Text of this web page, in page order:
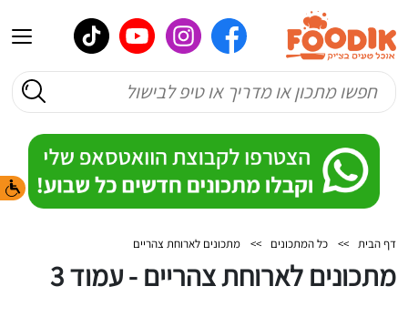
דף הבית >> כל המתכונים >> מתכונים לארוחת צהריים
מתכונים לארוחת צהריים - עמוד 3